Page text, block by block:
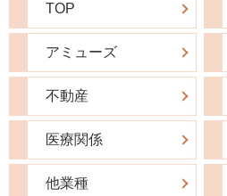
TOP
アミューズ
不動産
医療関係
他業種